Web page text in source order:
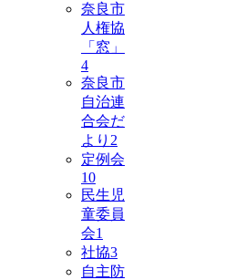
奈良市
人権協
「窓」
4
奈良市
自治連
合会だ
より 2
定例会
10
民生児
童委員
会1
社協3
自主防